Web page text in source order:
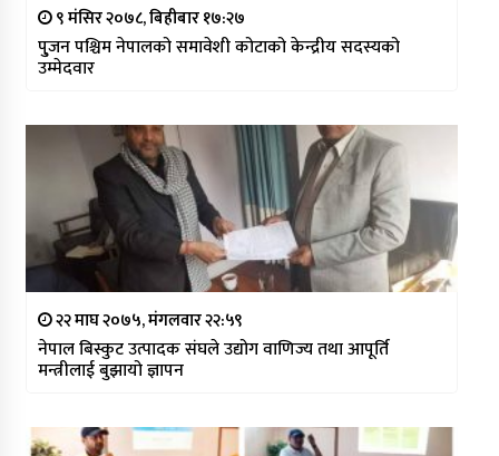
९ मंसिर २०७८, बिहीबार १७:२७
पु्जन पश्चिम नेपालको समावेशी कोटाको केन्द्रीय सदस्यको
उम्मेदवार
२२ माघ २०७५, मंगलवार २२:५९
नेपाल बिस्कुट उत्पादक संघले उद्योग वाणिज्य तथा आपूर्ति
मन्त्रीलाई बुझायो ज्ञापन